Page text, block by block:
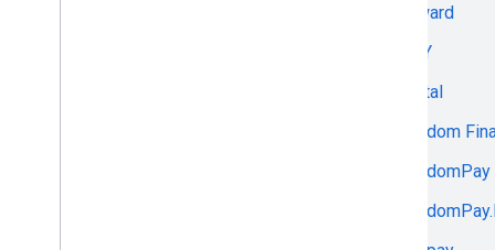
Forward
FPAY
Fractal
Freedom
FreedomPay